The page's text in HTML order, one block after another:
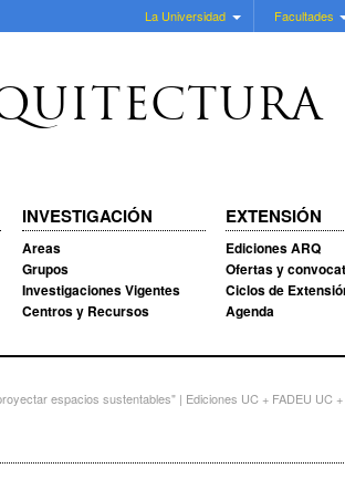
La Universidad Facultades
INVESTIGACIÓN
Areas
Grupos
Investigaciones Vigentes
Centros y Recursos
EXTENSIÓN
Ediciones ARQ
Ofertas y
Ciclos de
Agenda
espacios sustentables" | Ediciones UC + FADEU UC